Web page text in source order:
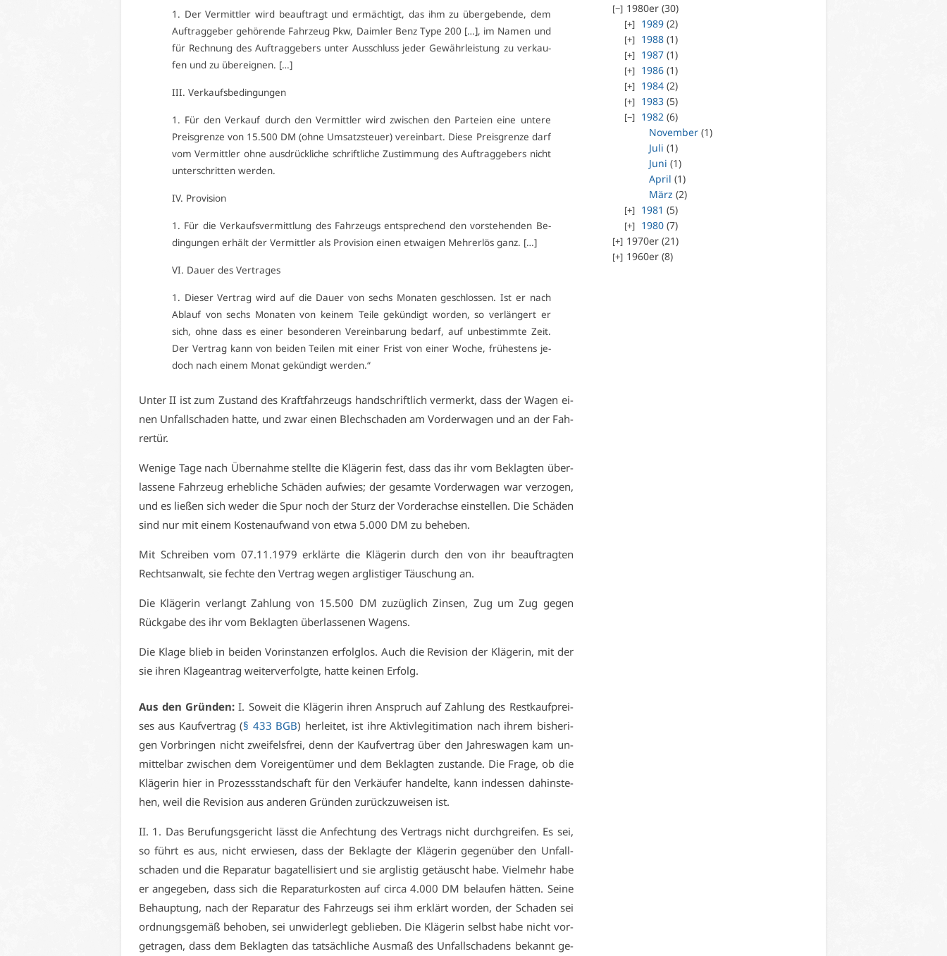
1. Der Ver­mitt­ler wird be­auf­tragt und er­mäch­tigt, das ihm zu über­ge­ben­de, dem
Auf­trag­ge­ber ge­hö­ren­de Fahr­zeug Pkw, Daim­ler Benz Ty­pe 200 […], im Na­men und
für Rech­nung des Auf­trag­ge­bers un­ter Aus­schluss je­der Ge­währ­leis­tung zu ver­kau­
fen und zu über­eig­nen. […]
III. Ver­kaufs­be­din­gun­gen
1. Für den Ver­kauf durch den Ver­mitt­ler wird zwi­schen den Par­tei­en ei­ne un­te­re
Preis­gren­ze von 15.500 DM (oh­ne Um­satz­steu­er) ver­ein­bart. Die­se Preis­gren­ze darf
vom Ver­mitt­ler oh­ne aus­drück­li­che schrift­li­che Zu­stim­mung des Auf­trag­ge­bers nicht
un­ter­schrit­ten wer­den.
IV. Pro­vi­si­on
1. Für die Ver­kaufs­ver­mitt­lung des Fahr­zeugs ent­spre­chend den vor­ste­hen­den Be­
din­gun­gen er­hält der Ver­mitt­ler als Pro­vi­si­on ei­nen et­wai­gen Mehr­er­lös ganz. […]
VI. Dau­er des Ver­tra­ges
1. Die­ser Ver­trag wird auf die Dau­er von sechs Mo­na­ten ge­schlos­sen. Ist er nach
Ab­lauf von sechs Mo­na­ten von kei­nem Tei­le ge­kün­digt wor­den, so ver­län­gert er
sich, oh­ne dass es ei­ner be­son­de­ren Ver­ein­ba­rung be­darf, auf un­be­stimm­te Zeit.
Der Ver­trag kann von bei­den Tei­len mit ei­ner Frist von ei­ner Wo­che, frü­hes­tens je­
doch nach ei­nem Mo­nat ge­kün­digt wer­den.“
Un­ter II ist zum Zu­stand des Kraft­fahr­zeugs hand­schrift­lich ver­merkt, dass der Wa­gen ei­
nen Un­fall­scha­den hat­te, und zwar ei­nen Blech­scha­den am Vor­der­wa­gen und an der Fah­
rer­tür.
We­ni­ge Ta­ge nach Über­nah­me stell­te die Klä­ge­rin fest, dass das ihr vom Be­klag­ten über­
las­se­ne Fahr­zeug er­heb­li­che Schä­den auf­wies; der ge­sam­te Vor­der­wa­gen war ver­zo­gen,
und es lie­ßen sich we­der die Spur noch der Sturz der Vor­der­ach­se ein­stel­len. Die Schä­den
sind nur mit ei­nem Kos­ten­auf­wand von et­wa 5.000 DM zu be­he­ben.
Mit Schrei­ben vom 07.11.1979 er­klär­te die Klä­ge­rin durch den von ihr be­auf­trag­ten
Rechts­an­walt, sie fech­te den Ver­trag we­gen arg­lis­ti­ger Täu­schung an.
Die Klä­ge­rin ver­langt Zah­lung von 15.500 DM zu­züg­lich Zin­sen, Zug um Zug ge­gen
Rück­ga­be des ihr vom Be­klag­ten über­las­se­nen Wa­gens.
Die Kla­ge blieb in bei­den Vor­in­stan­zen er­folg­los. Auch die Re­vi­si­on der Klä­ge­rin, mit der
sie ih­ren Kla­ge­an­trag wei­ter­ver­folg­te, hat­te kei­nen Er­folg.
Aus den Grün­den: I. So­weit die Klä­ge­rin ih­ren An­spruch auf Zah­lung des Rest­kauf­prei­
ses aus Kauf­ver­trag (§ 433 BGB) her­lei­tet, ist ih­re Ak­tiv­le­gi­ti­ma­ti­on nach ih­rem bis­he­ri­
gen Vor­brin­gen nicht zwei­fels­frei, denn der Kauf­ver­trag über den Jah­res­wa­gen kam un­
mit­tel­bar zwi­schen dem Vor­ei­gen­tü­mer und dem Be­klag­ten zu­stan­de. Die Fra­ge, ob die
Klä­ge­rin hier in Pro­zess­stand­schaft für den Ver­käu­fer han­del­te, kann in­des­sen da­hin­ste­
hen, weil die Re­vi­si­on aus an­de­ren Grün­den zu­rück­zu­wei­sen ist.
II. 1. Das Be­ru­fungs­ge­richt lässt die An­fech­tung des Ver­trags nicht durch­grei­fen. Es sei,
so führt es aus, nicht er­wie­sen, dass der Be­klag­te der Klä­ge­rin ge­gen­über den Un­fall­
scha­den und die Re­pa­ra­tur ba­ga­tel­li­siert und sie arg­lis­tig ge­täuscht ha­be. Viel­mehr ha­be
er an­ge­ge­ben, dass sich die Re­pa­ra­tur­kos­ten auf cir­ca 4.000 DM be­lau­fen hät­ten. Sei­ne
Be­haup­tung, nach der Re­pa­ra­tur des Fahr­zeugs sei ihm er­klärt wor­den, der Scha­den sei
ord­nungs­ge­mäß be­ho­ben, sei un­wi­der­legt ge­blie­ben. Die Klä­ge­rin selbst ha­be nicht vor­
ge­tra­gen, dass dem Be­klag­ten das tat­säch­li­che Aus­maß des Un­fall­scha­dens be­kannt ge­
1980er (30)
1989 (2)
1988 (1)
1987 (1)
1986 (1)
1984 (2)
1983 (5)
1982 (6)
November (1)
Juli (1)
Juni (1)
April (1)
März (2)
1981 (5)
1980 (7)
1970er (21)
1960er (8)